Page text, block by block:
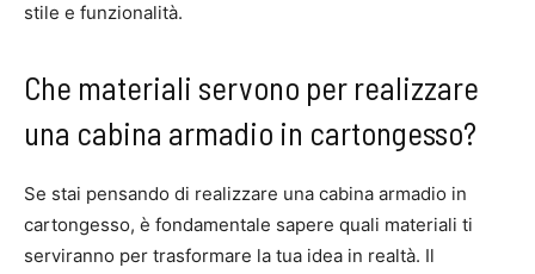
stile e funzionalità.
Che materiali servono per realizzare
una cabina armadio in cartongesso?
Se stai pensando di realizzare una cabina armadio in
cartongesso, è fondamentale sapere quali materiali ti
serviranno per trasformare la tua idea in realtà. Il